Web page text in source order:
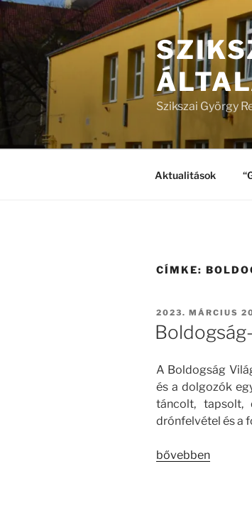
Tartalomhoz
Szikszai György
Aktualitások
CÍMKE:
BEKÜLDVE:
2023. MÁRCIUS
A Boldogság
és a dolgozók
táncolt, tapsolt,
drónfelvétel és a
„Boldogság-
bővebben